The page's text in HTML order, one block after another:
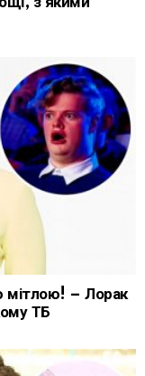
мітлою! – Лорак
ТБ